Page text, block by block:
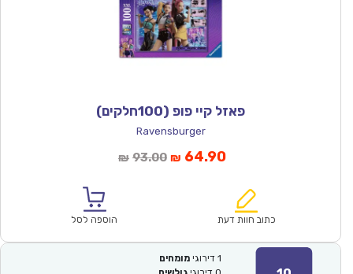
פאזל קיי פופ (100חלקים)
Ravensburger
₪ 93.00המחיר
₪93.00.
₪ 64.90המחיר
הוא:
כתוב חוות דעת הוספה לסל
1 דירוגי מומחים